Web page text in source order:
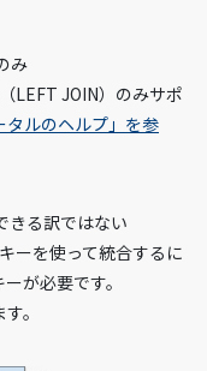
み
LEFT JOIN）のみサポ
ルのヘルプ」を参
きる訳ではない
ーを使って統合するに
が必要です。
。